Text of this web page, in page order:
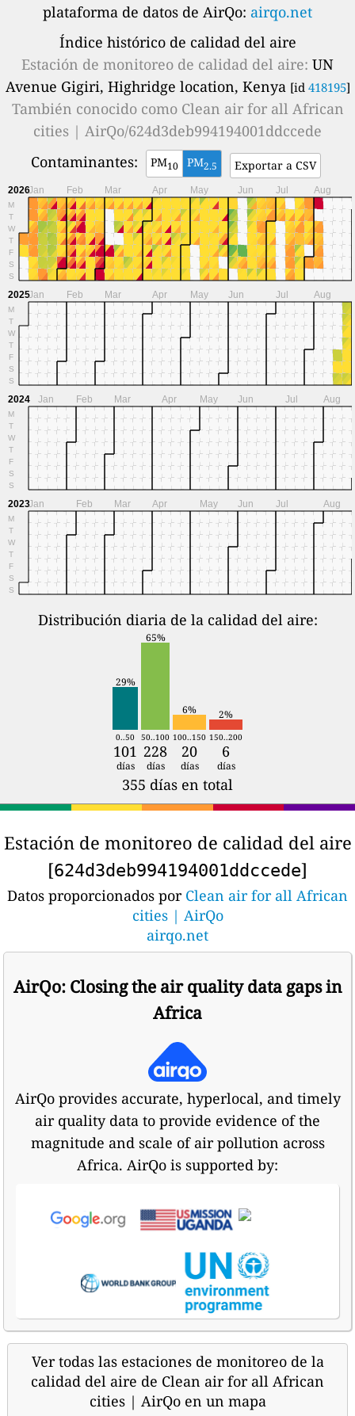
plataforma de datos de AirQo: airqo.net
Índice histórico de calidad del aire
Estación de monitoreo de calidad del aire: UN
Avenue Gigiri, Highridge location, Kenya [id 418195]
También conocido comoClean air for all African
cities | AirQo/624d3deb994194001ddccede
Contaminantes:
PM10 PM2.5 Exportar a CSV
2026
M
T
W
T
F
S
S
Jan Feb Mar Apr May Jun Jul Aug
2025
M
T
W
T
F
S
S
Jan Feb Mar Apr May Jun Jul Aug
2024
M
T
W
T
F
S
S
Jan Feb Mar Apr May Jun Jul Aug
2023
M
T
W
T
F
S
S
Jan Feb Mar Apr May Jun Jul Aug
Distribución diaria de la calidad del aire:
29%
65%
6% 2%
0..50 50..100 100..150 150..200
101 228 20 6
días días días días
355 días en total
Estación de monitoreo de calidad del aire
[624d3deb994194001ddccede]
Datos proporcionados por Clean air for all African
cities | AirQo
airqo.net
AirQo: Closing the air quality data gaps in
Africa
AirQo provides accurate, hyperlocal, and timely
air quality data to provide evidence of the
magnitude and scale of air pollution across
Africa. AirQo is supported by:
Ver todas las estaciones de monitoreo de la
calidad del aire de Clean air for all African
cities | AirQo en un mapa